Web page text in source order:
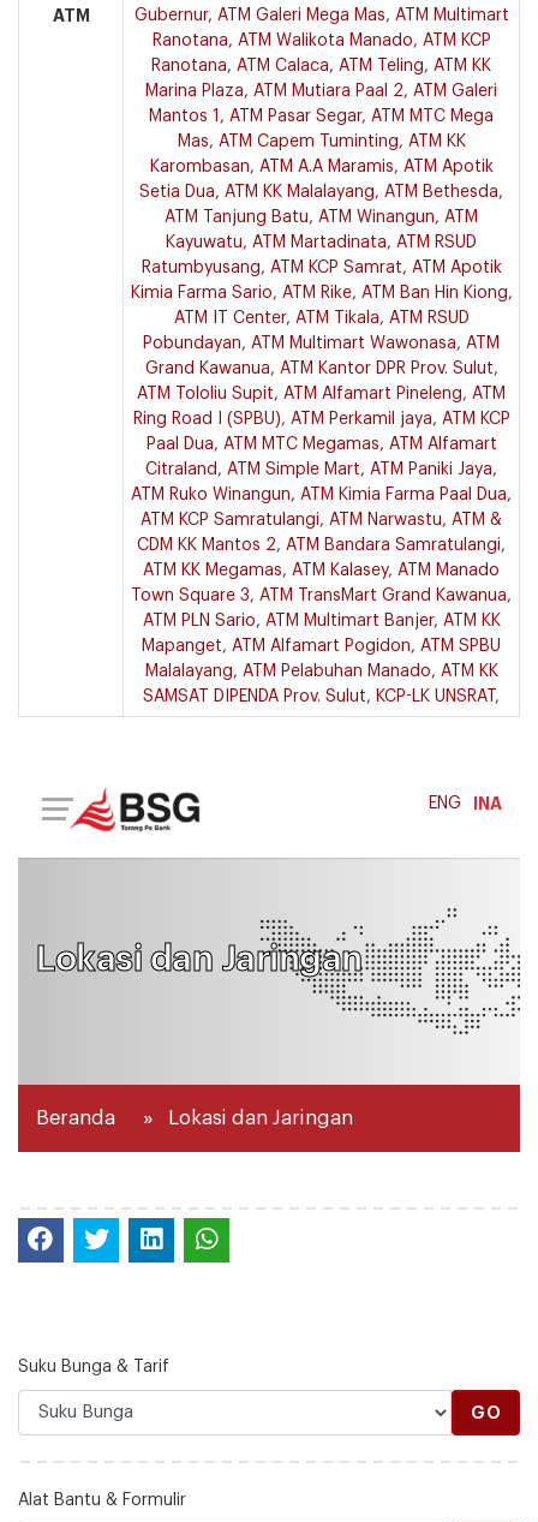
ATM
Gubernur, ATM Galeri Mega Mas, ATM Multimart
Ranotana, ATM Walikota Manado, ATM KCP
Ranotana, ATM Calaca, ATM Teling, ATM KK
Marina Plaza, ATM Mutiara Paal 2, ATM Galeri
Mantos 1 , ATM Pasar Segar, ATM MTC Mega
Mas, ATM Capem Tuminting, ATM KK
Karombasan, ATM A.A Maramis, ATM Apotik
Setia Dua, ATM KK Malalayang, ATM Bethesda,
ATM Tanjung Batu, ATM Winangun, ATM
Kayuwatu, ATM Martadinata, ATM RSUD
Ratumbyusang, ATM KCP Samrat, ATM Apotik
Kimia Farma Sario, ATM Rike, ATM Ban Hin Kiong,
ATM IT Center, ATM Tikala, ATM RSUD
Pobundayan, ATM Multimart Wawonasa, ATM
Grand Kawanua, ATM Kantor DPR Prov. Sulut,
ATM Tololiu Supit, ATM Alfamart Pineleng, ATM
Ring Road I (SPBU), ATM Perkamil jaya, ATM KCP
Paal Dua, ATM MTC Megamas, ATM Alfamart
Citraland , ATM Simple Mart, ATM Paniki Jaya,
ATM Ruko Winangun, ATM Kimia Farma Paal Dua,
ATM KCP Samratulangi, ATM Narwastu, ATM &
CDM KK Mantos 2, ATM Bandara Samratulangi,
ATM KK Megamas, ATM Kalasey, ATM Manado
Town Square 3, ATM TransMart Grand Kawanua,
ATM PLN Sario, ATM Multimart Banjer, ATM KK
Mapanget, ATM Alfamart Pogidon, ATM SPBU
Malalayang, ATM Pelabuhan Manado, ATM KK
SAMSAT DIPENDA Prov. Sulut, KCP-LK UNSRAT ,
Suku Bunga & Tarif
GO
Alat Bantu & Formulir